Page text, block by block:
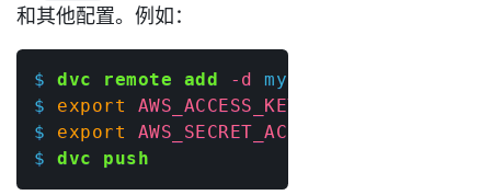
和其他配置。例如：
$ dvc remote add
-d
$ export AWS_ACCESS_KEY_ID
$ export AWS_SECRET_ACCESS_KEY
$ dvc push